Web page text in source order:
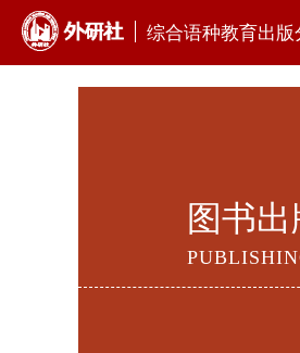
综合语种教育出版
图书出